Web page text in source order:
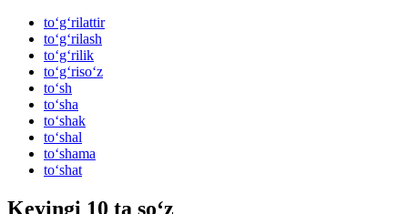
to‘g‘rilattir
to‘g‘rilash
to‘g‘rilik
to‘g‘riso‘z
to‘sh
to‘sha
to‘shak
to‘shal
to‘shama
to‘shat
Keyingi 10 ta so‘z